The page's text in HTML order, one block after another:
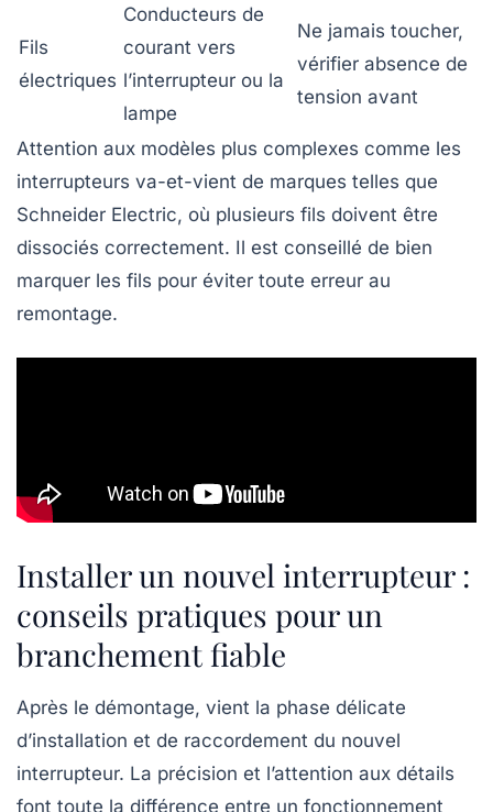
Fils
électriques
Conducteurs de
courant vers
l’interrupteur ou la
lampe
Ne jamais toucher,
vérifier absence de
tension avant
Attention aux modèles plus complexes comme les
interrupteurs va-et-vient de marques telles que
Schneider Electric, où plusieurs fils doivent être
dissociés correctement. Il est conseillé de bien
marquer les fils pour éviter toute erreur au
remontage.
Installer un nouvel interrupteur :
conseils pratiques pour un
branchement fiable
Après le démontage, vient la phase délicate
d’installation et de raccordement du nouvel
interrupteur. La précision et l’attention aux détails
font toute la différence entre un fonctionnement